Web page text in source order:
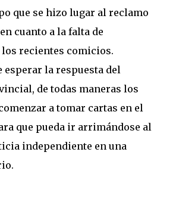
que se hizo lugar al reclamo
cuanto a la falta de
recientes comicios.
esperar la respuesta del
de todas maneras los
a tomar cartas en el
que pueda ir arrimándose al
independiente en una